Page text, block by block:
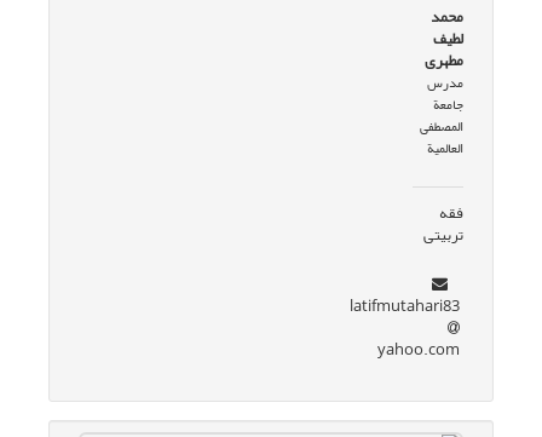
محمد
لطیف
مطهری
مدرس
جامعة
المصطفی
العالمیة
فقه
تربیتی
latifmutahari83
yahoo.com